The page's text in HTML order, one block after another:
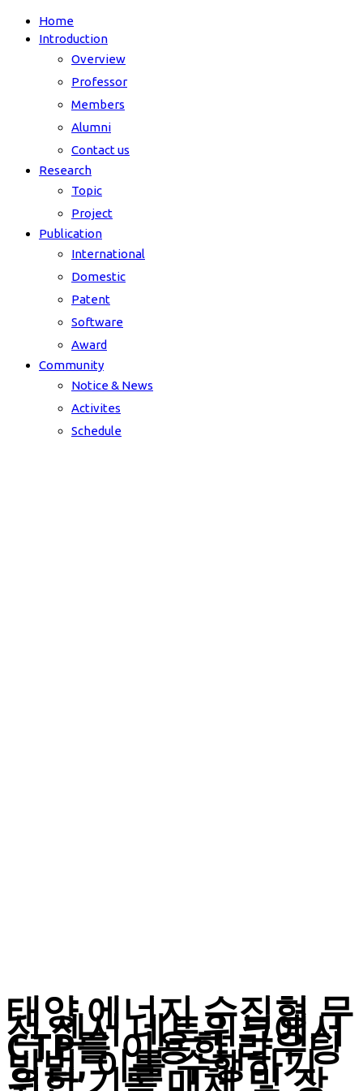
Home
Introduction
Overview
Professor
Members
Alumni
Contact us
Research
Topic
Project
Publication
International
Domestic
Patent
Software
Award
Community
Notice & News
Activites
Schedule
태양 에너지 수집형 무
선 센서 네트워크에서
CTP를 이용한 라우팅
방법, 이를 수행하기
위한 기록 매체 및 장